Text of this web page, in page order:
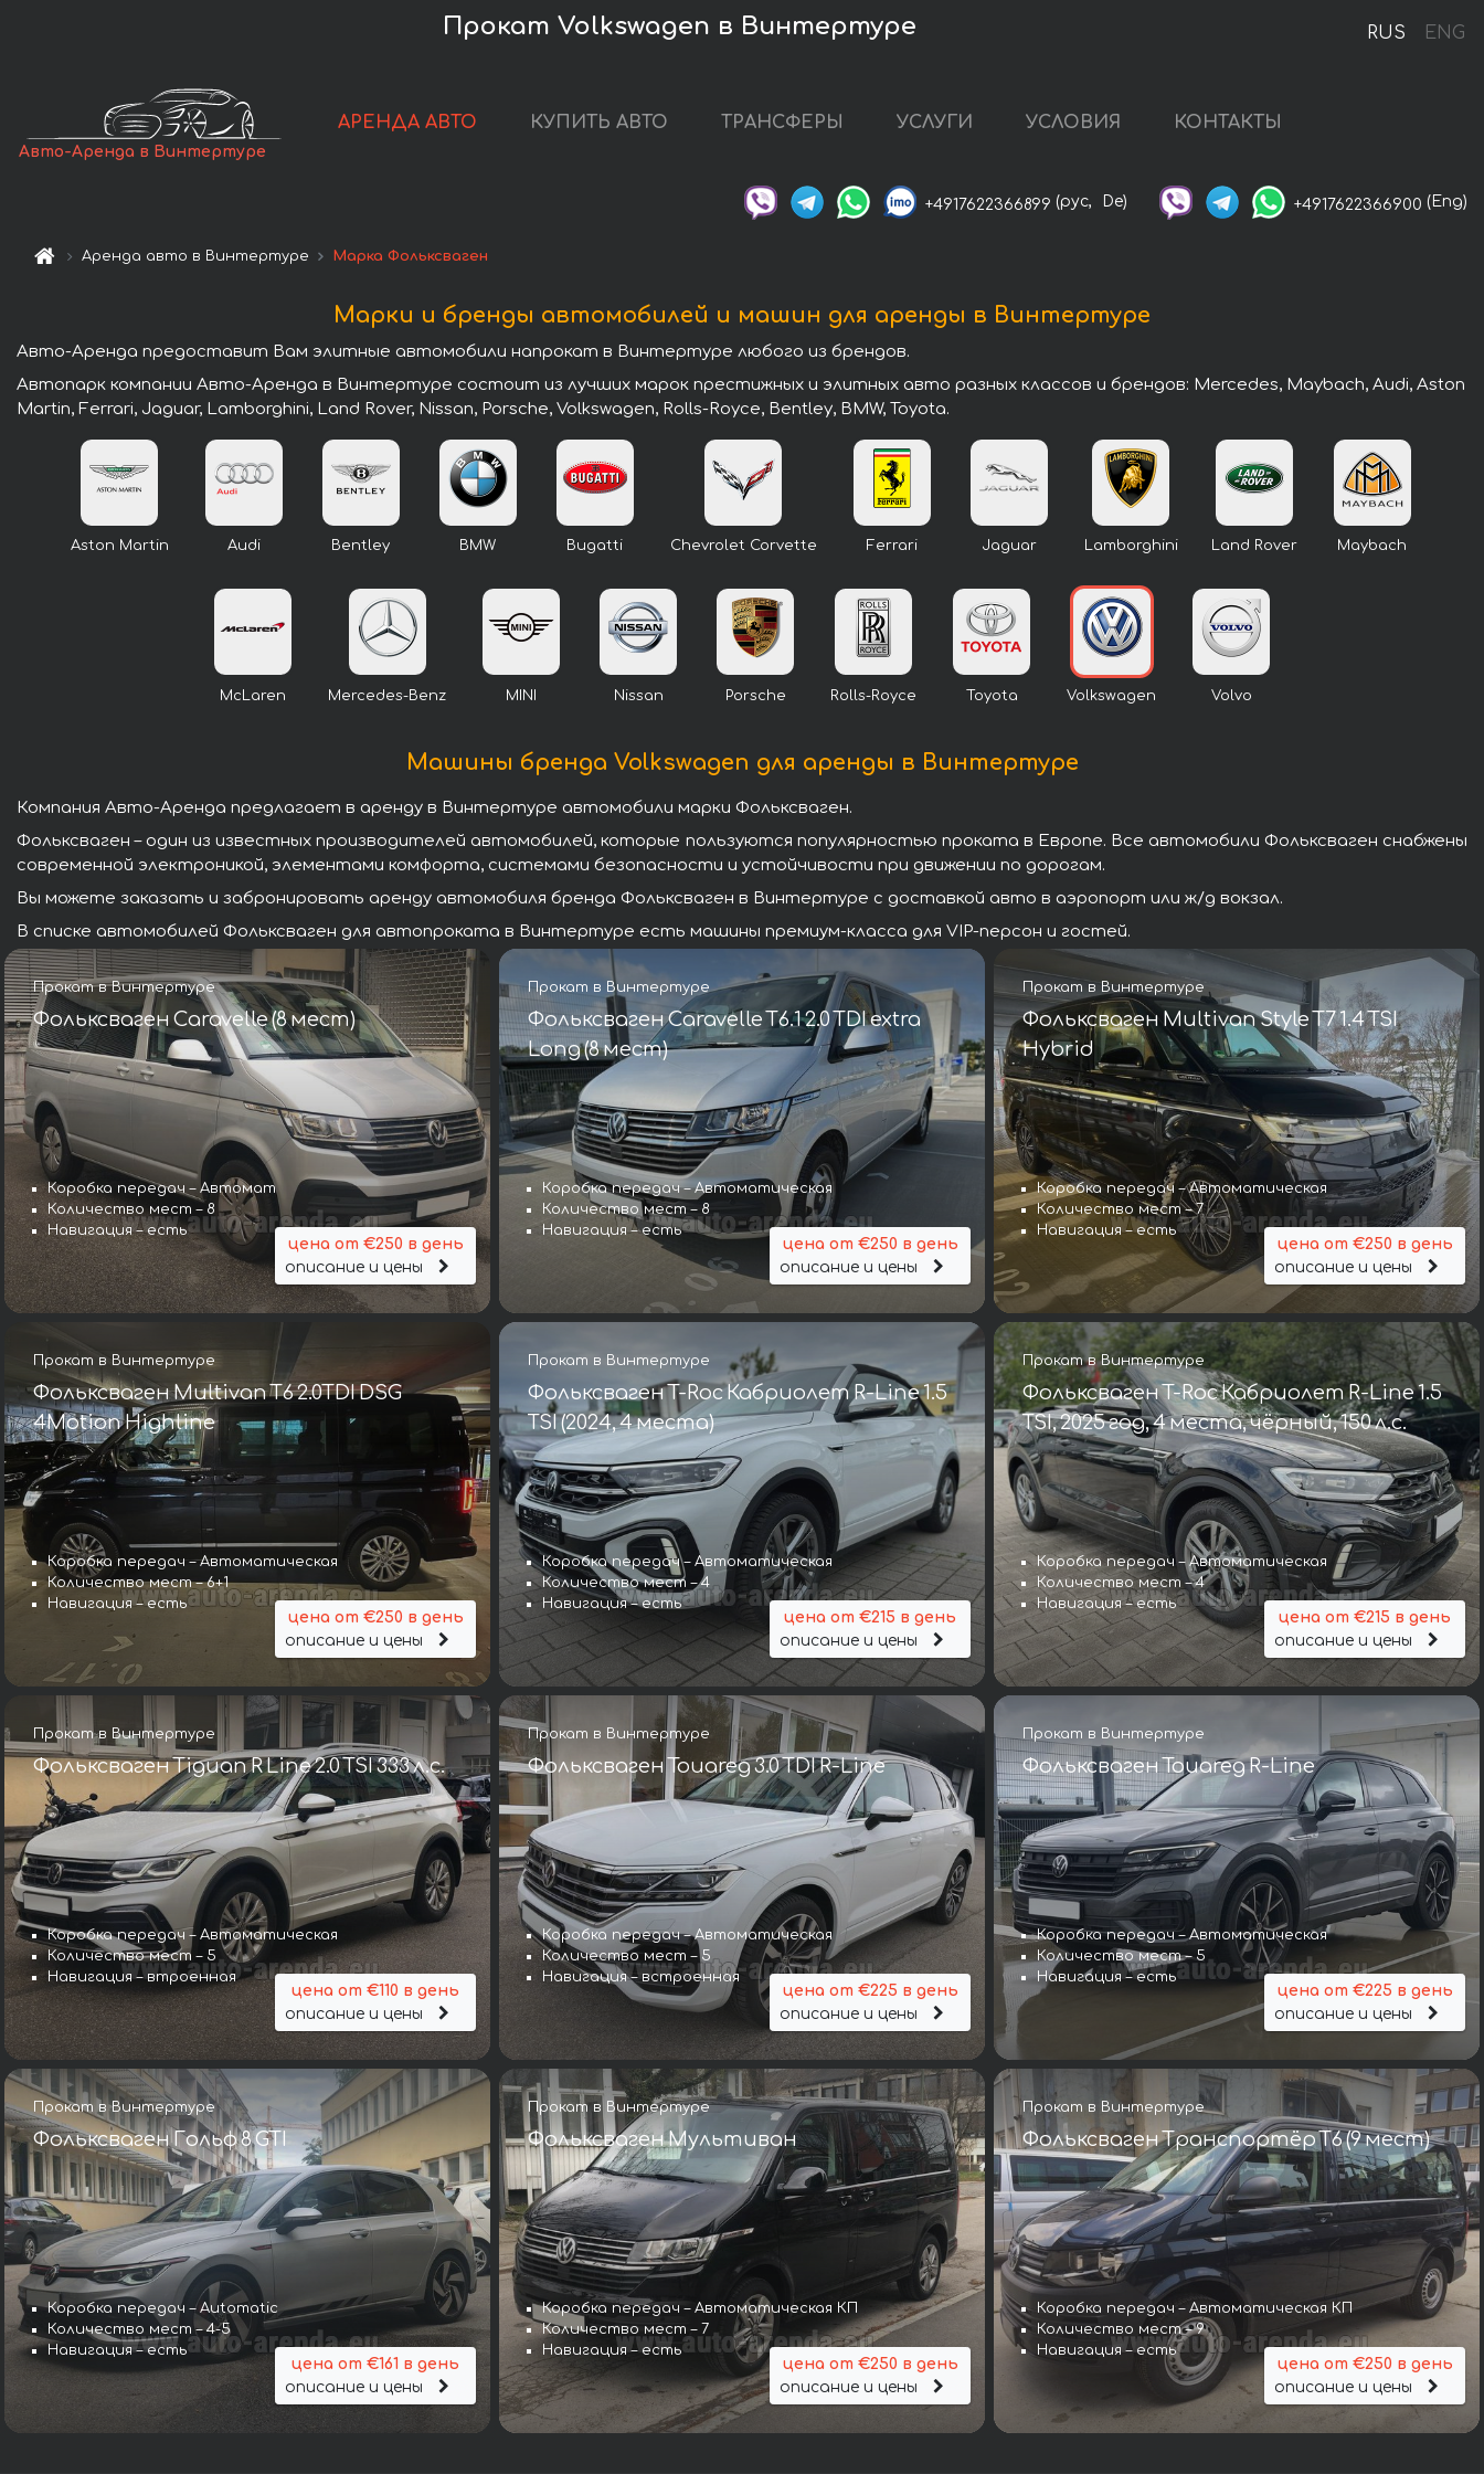
RUS ENG
Прокат Volkswagen в Винтертуре
Авто-Аренда в Винтертуре
АРЕНДА АВТО КУПИТЬ АВТО ТРАНСФЕРЫ УСЛУГИ УСЛОВИЯ КОНТАКТЫ
+4917622366899 (рус, De) +4917622366900 (Eng)
Аренда авто в Винтертуре Марка Фольксваген
Марки и бренды автомобилей и машин для аренды в Винтертуре
Авто-Аренда предоставит Вам элитные автомобили напрокат в Винтертуре любого из брендов.
Автопарк компании Авто-Аренда в Винтертуре состоит из лучших марок престижных и элитных авто разных классов и брендов: Mercedes, Maybach, Audi, Aston
Martin, Ferrari, Jaguar, Lamborghini, Land Rover, Nissan, Porsche, Volkswagen, Rolls-Royce, Bentley, BMW, Toyota.
Aston Martin Audi Bentley BMW Bugatti Chevrolet Corvette Ferrari Jaguar Lamborghini Land Rover Maybach
McLaren Mercedes-Benz MINI Nissan Porsche Rolls-Royce Toyota Volkswagen Volvo
Машины бренда Volkswagen для аренды в Винтертуре
Компания Авто-Аренда предлагает в аренду в Винтертуре автомобили марки Фольксваген.
Фольксваген – один из известных производителей автомобилей, которые пользуются популярностью проката в Европе. Все автомобили Фольксваген снабжены
современной электроникой, элементами комфорта, системами безопасности и устойчивости при движении по дорогам.
Вы можете заказать и забронировать аренду автомобиля бренда Фольксваген в Винтертуре с доставкой авто в аэропорт или ж/д вокзал.
В списке автомобилей Фольксваген для автопроката в Винтертуре есть машины премиум-класса для VIP-персон и гостей.
Прокат в Винтертуре
Фольксваген Caravelle (8 мест)
Коробка передач – Автомат
Количество мест – 8
Навигация – есть
цена от €250 в день
описание и цены
Прокат в Винтертуре
Фольксваген Caravelle T6.1 2.0 TDI extra
Long (8 мест)
Коробка передач – Автоматическая
Количество мест – 8
Навигация – есть
цена от €250 в день
описание и цены
Прокат в Винтертуре
Фольксваген Multivan Style T7 1.4 TSI
Hybrid
Коробка передач – Автоматическая
Количество мест – 7
Навигация – есть
цена от €250 в день
описание и цены
Прокат в Винтертуре
Фольксваген Multivan T6 2.0TDI DSG
4Motion Highline
Коробка передач – Автоматическая
Количество мест – 6+1
Навигация – есть
цена от €250 в день
описание и цены
Прокат в Винтертуре
Фольксваген T-Roc Кабриолет R-Line 1.5
TSI (2024, 4 места)
Коробка передач – Автоматическая
Количество мест – 4
Навигация – есть
цена от €215 в день
описание и цены
Прокат в Винтертуре
Фольксваген T-Roc Кабриолет R-Line 1.5
TSI, 2025 год, 4 места, чёрный, 150 л.с.
Коробка передач – Автоматическая
Количество мест – 4
Навигация – есть
цена от €215 в день
описание и цены
Прокат в Винтертуре
Фольксваген Tiguan R Line 2.0 TSI 333 л.с.
Коробка передач – Автоматическая
Количество мест – 5
Навигация – втроенная
цена от €110 в день
описание и цены
Прокат в Винтертуре
Фольксваген Touareg 3.0 TDI R-Line
Коробка передач – Автоматическая
Количество мест – 5
Навигация – встроенная
цена от €225 в день
описание и цены
Прокат в Винтертуре
Фольксваген Touareg R-Line
Коробка передач – Автоматическая
Количество мест – 5
Навигация – есть
цена от €225 в день
описание и цены
Прокат в Винтертуре
Фольксваген Гольф 8 GTI
Коробка передач – Automatic
Количество мест – 4-5
Навигация – есть
цена от €161 в день
описание и цены
Прокат в Винтертуре
Фольксваген Мультиван
Коробка передач – Автоматическая КП
Количество мест – 7
Навигация – есть
цена от €250 в день
описание и цены
Прокат в Винтертуре
Фольксваген Транспортёр T6 (9 мест)
Коробка передач – Автоматическая КП
Количество мест – 9
Навигация – есть
цена от €250 в день
описание и цены